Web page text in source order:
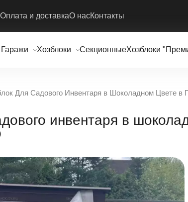
Оплата и доставкаО насКонтакты
Гаражи Хозблоки СекционныеХозблоки
Для Садового Инвентаря в Шоколадном Цвете в
инвентаря в